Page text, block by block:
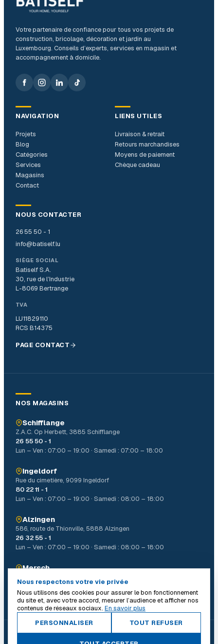
Votre partenaire de confiance pour tous vos projets de
construction, bricolage, décoration et jardin au
Luxembourg. Conseils d’experts, services en magasin et
accompagnement à domicile.
NAVIGATION
Projets
Blog
Catégories
Services
Magasins
Contact
LIENS UTILES
Livraison & retrait
Retours marchandises
Moyens de paiement
Chèque cadeau
NOUS CONTACTER
26 55 50 - 1
info@batiself.lu
SIÈGE SOCIAL
Batiself S.A.
30, rue de l’Industrie
L-8069 Bertrange
TVA
LU11829110
RCS B14375
PAGE CONTACT
NOS MAGASINS
Schifflange
Z.A.C. Op Herbett, 3885 Schifflange
26 55 50 - 1
Lun – Ven : 07:00 – 19:00 · Samedi : 07:00 – 18:00
Ingeldorf
Rue du cimetière, 9099 Ingeldorf
80 22 11 - 1
Lun – Ven : 07:00 – 19:00 · Samedi : 08:00 – 18:00
Alzingen
586, route de Thionville, 5888 Alzingen
26 32 55 - 1
Lun – Ven : 07:00 – 19:00 · Samedi : 08:00 – 18:00
Mersch
26 32 31 - 1
Lun – Ven : 07:00 – 19:00 · Samedi : 08:00 – 18:00
© 2026 Batiself. Tous droits réservés. |
Nous respectons votre vie privée
Nous utilisons des cookies pour assurer le bon fonctionnement
du site et, avec votre accord, mesurer l’audience et afficher nos
contenus de réseaux sociaux. En savoir plus
PERSONNALISER
TOUT REFUSER